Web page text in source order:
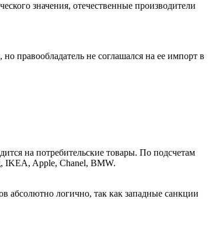
значения, отечественные производители
правообладатель не соглашался на ее импорт в
на потребительские товары. По подсчетам
IKEA, Apple, Chanel, BMW.
абсолютно логично, так как западные санкции